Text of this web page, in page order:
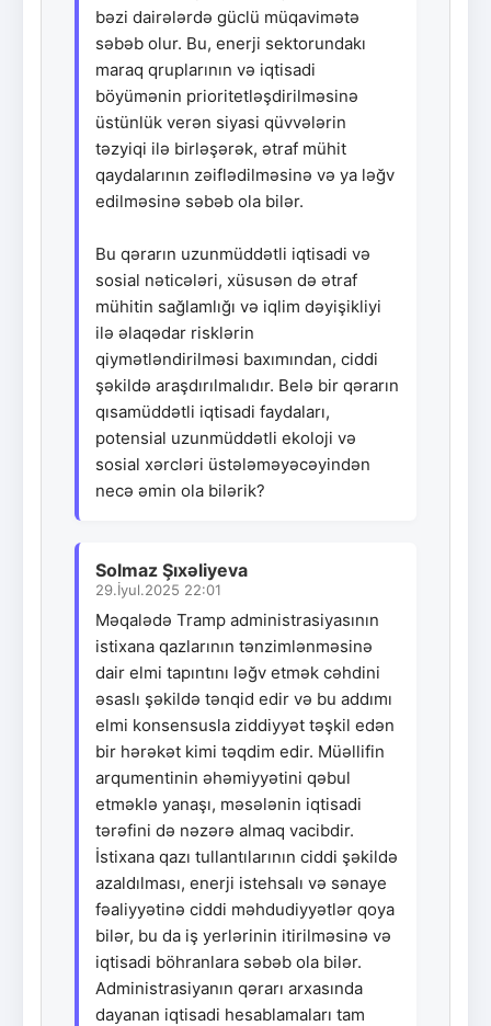
bəzi dairələrdə güclü müqavimətə
səbəb olur. Bu, enerji sektorundakı
maraq qruplarının və iqtisadi
böyümənin prioritetləşdirilməsinə
üstünlük verən siyasi qüvvələrin
təzyiqi ilə birləşərək, ətraf mühit
qaydalarının zəiflədilməsinə və ya ləğv
edilməsinə səbəb ola bilər.
Bu qərarın uzunmüddətli iqtisadi və
sosial nəticələri, xüsusən də ətraf
mühitin sağlamlığı və iqlim dəyişikliyi
ilə əlaqədar risklərin
qiymətləndirilməsi baxımından, ciddi
şəkildə araşdırılmalıdır. Belə bir qərarın
qısamüddətli iqtisadi faydaları,
potensial uzunmüddətli ekoloji və
sosial xərcləri üstələməyəcəyindən
necə əmin ola bilərik?
Solmaz Şıxəliyeva
29.İyul.2025 22:01
Məqalədə Tramp administrasiyasının
istixana qazlarının tənzimlənməsinə
dair elmi tapıntını ləğv etmək cəhdini
əsaslı şəkildə tənqid edir və bu addımı
elmi konsensusla ziddiyyət təşkil edən
bir hərəkət kimi təqdim edir. Müəllifin
arqumentinin əhəmiyyətini qəbul
etməklə yanaşı, məsələnin iqtisadi
tərəfini də nəzərə almaq vacibdir.
İstixana qazı tullantılarının ciddi şəkildə
azaldılması, enerji istehsalı və sənaye
fəaliyyətinə ciddi məhdudiyyətlər qoya
bilər, bu da iş yerlərinin itirilməsinə və
iqtisadi böhranlara səbəb ola bilər.
Administrasiyanın qərarı arxasında
dayanan iqtisadi hesablamaları tam